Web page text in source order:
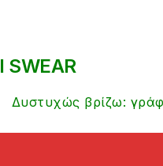
I SWEAR
Δυστυχώς βρίζω: